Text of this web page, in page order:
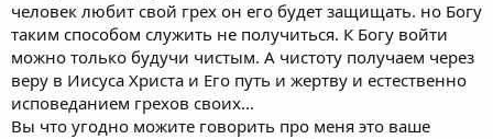
человек любит свой грех он его будет защищать. но Богу
таким способом служить не получиться. К Богу войти
можно только будучи чистым. А чистоту получаем через
веру в Иисуса Христа и Его путь и жертву и естественно
исповеданием грехов своих...
Вы что угодно можите говорить про меня это ваше